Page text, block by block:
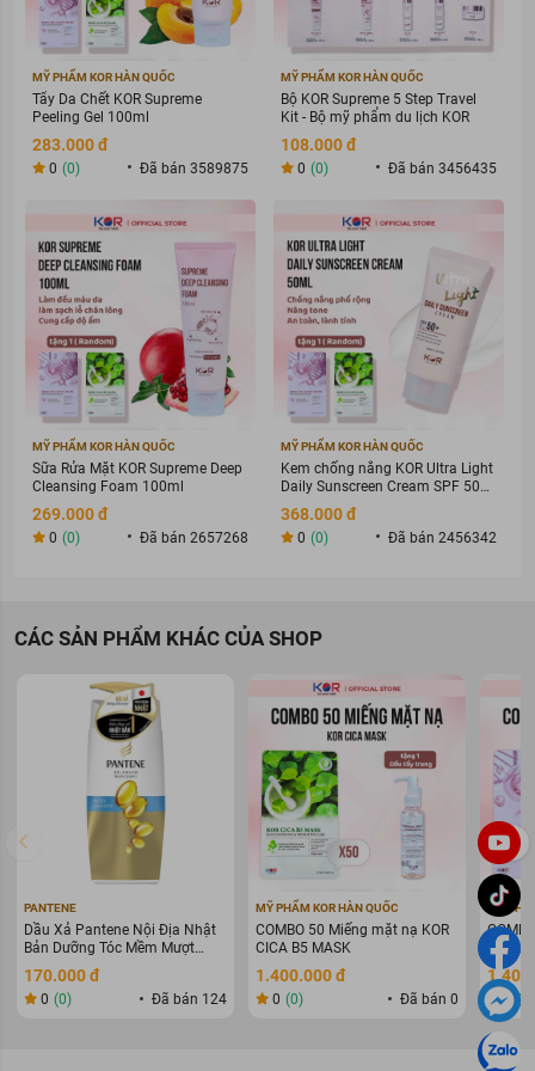
mệt mỏi.
Thành phần hoạt chất
Water, Glycerin, Butylene Glycol, PPG-6-Decyltetradeceth-30,
Sodium Citrate, Methylparaben, Citric Acid, Disodium EDTA,
Xanthan Gum, Potassium Hydroxide, Fragrance, Dipotassium
Glycyrrhizate, Tocopheryl Acetate, 3-O-Ethyl Ascorbic Acid, Alc…
Hướng dẫn sử dụng
Sau khi đã rửa mặt sạch và sử dụng dung dịch để dưỡng ẩm, lấy 1
mặt nạ Melano CC dưỡng sáng da, mờ thâm nám đặt nhẹ nhàng
lên da mặt khoảng 5-10 phút. Căn chỉnh vị trí để mặt nạ được tiếp
xúc hoàn toàn với da.
Có thể kết hợp massage nhẹ nhàng để tăng cường vòng tuần
hoàn máu và những dưỡng chất trongmặt nạthẩm thấu hoàn
toàn vào da.
Sử dụng mặt nạ đều từ 2 – 3 lần/ tuần.
Lưu ý
Mặt Nạ Melano CC Dưỡng Sáng Da, Mờ Thâm Nám an toàn
MỸ PHẨM KOR HÀN QUỐC
Tẩy Da Chết KOR Supreme
Peeling Gel 100ml
283.000 đ
0 (0) Đã bán 3589875
MỸ PHẨM KOR HÀN QUỐC
Bộ KOR Supreme 5 Step Travel
Kit - Bộ mỹ phẩm du lịch KOR
108.000 đ
0 (0) Đã bán 3456435
MỸ PHẨM KOR HÀN QUỐC
Sữa Rửa Mặt KOR Supreme Deep
Cleansing Foam 100ml
269.000 đ
0 (0) Đã bán 2657268
MỸ PHẨM KOR HÀN QUỐC
Kem chống nắng KOR Ultra Light
Daily Sunscreen Cream SPF 50+
PA ++++
368.000 đ
0 (0) Đã bán 2456342
CÁC SẢN PHẨM KHÁC CỦA SHOP
PANTENE
Dầu Xả Pantene Nội Địa Nhật
Bản Dưỡng Tóc Mềm Mượt
400g
170.000 đ
0 (0) Đã bán 124
MỸ PHẨM KOR HÀN QUỐC
COMBO 50 Miếng mặt nạ KOR
CICA B5 MASK
1.400.000 đ
0 (0) Đã bán 0
MỸ
0 (0)